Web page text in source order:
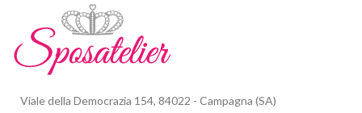
Viale della Democrazia 154, 84022 - Campagna (SA)